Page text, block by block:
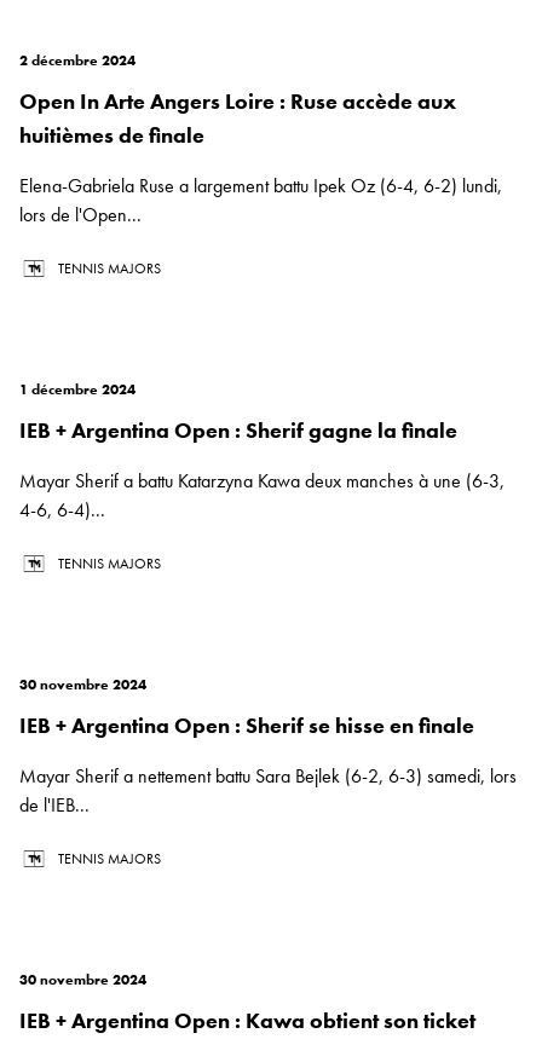
2 décembre 2024
Open In Arte Angers Loire : Ruse accède aux
huitièmes de finale
Elena-Gabriela Ruse a largement battu Ipek Oz (6-4, 6-2) lundi,
lors de l'Open...
TENNIS MAJORS
1 décembre 2024
IEB + Argentina Open : Sherif gagne la finale
Mayar Sherif a battu Katarzyna Kawa deux manches à une (6-3,
4-6, 6-4)...
TENNIS MAJORS
30 novembre 2024
IEB + Argentina Open : Sherif se hisse en finale
Mayar Sherif a nettement battu Sara Bejlek (6-2, 6-3) samedi, lors
de l'IEB...
TENNIS MAJORS
30 novembre 2024
IEB + Argentina Open : Kawa obtient son ticket